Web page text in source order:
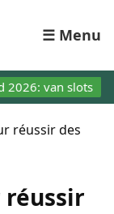
☰ Menu
slots
réussir des
réussir